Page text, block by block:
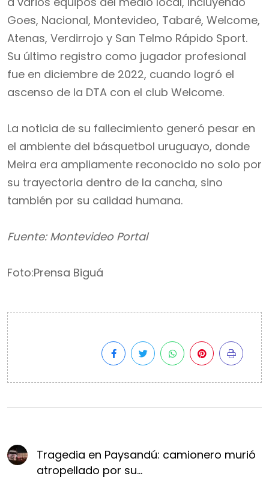
Goes, Nacional, Montevideo, Tabaré, Welcome,
Atenas, Verdirrojo y San Telmo Rápido Sport.
Su último registro como jugador profesional
fue en diciembre de 2022, cuando logró el
ascenso de la DTA con el club Welcome.
La noticia de su fallecimiento generó pesar en
el ambiente del básquetbol uruguayo, donde
Meira era ampliamente reconocido no solo por
su trayectoria dentro de la cancha, sino
también por su calidad humana.
Fuente: Montevideo Portal
Foto:Prensa Biguá
Tragedia en Paysandú: camionero murió
atropellado por su...